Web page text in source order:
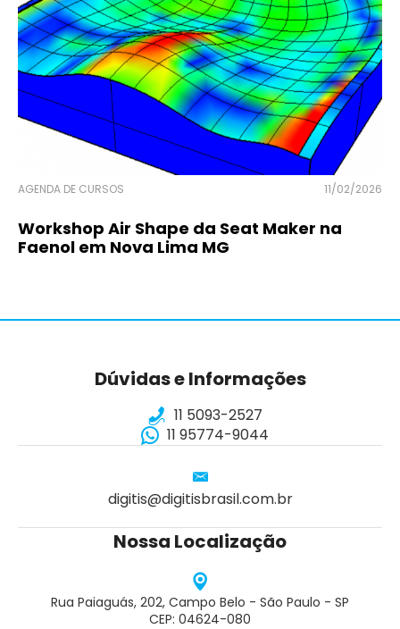
AGENDA DE CURSOS 11/02/2026
Workshop Air Shape da Seat Maker na
Faenol em Nova Lima MG
Dúvidas e Informações
11 5093-2527
11 95774-9044
digitis@digitisbrasil.com.br
Nossa Localização
Rua Paiaguás, 202, Campo Belo - São Paulo - SP
CEP: 04624-080